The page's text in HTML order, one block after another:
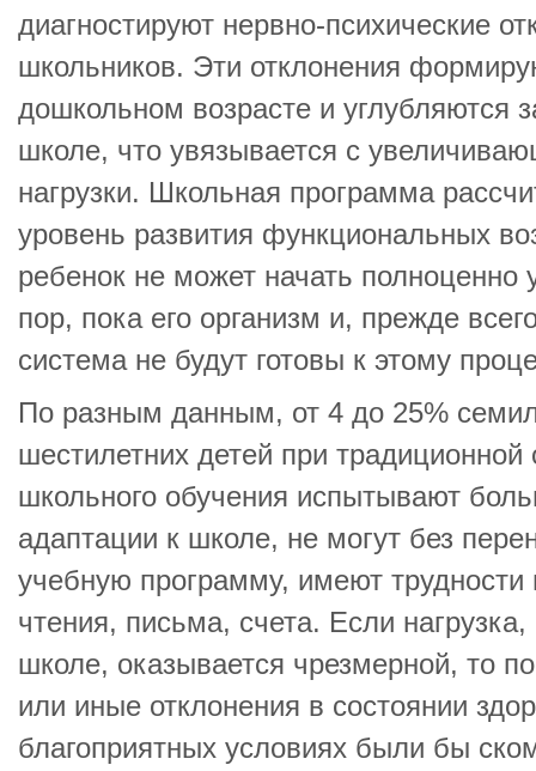
диагностируют нервно-психические
школьников. Эти отклонения
дошкольном возрасте и углубляются
школе, что увязывается с
нагрузки. Школьная программа
уровень развития функциональных
ребенок не может начать полноценно
пор, пока его организм и, прежде
система не будут готовы к этому
По разным данным, от 4 до 25%
шестилетних детей при традиционной
школьного обучения испытывают
адаптации к школе, не могут без
учебную программу, имеют
чтения, письма, счета. Если
школе, оказывается чрезмерной, то
или иные отклонения в состоянии
благоприятных условиях были бы